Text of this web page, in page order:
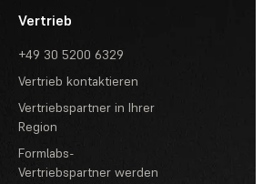
Vertrieb
+49 30 5200 6329
Vertrieb kontaktieren
Vertriebspartner in Ihrer
Region
Formlabs-
Vertriebspartner werden